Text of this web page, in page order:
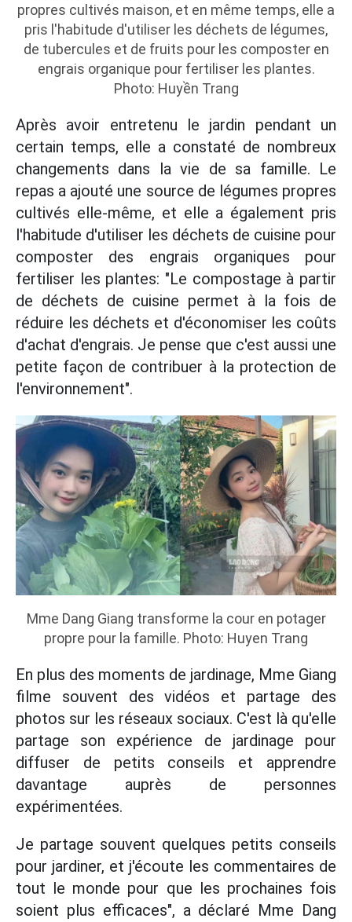
propres cultivés maison, et en même temps, elle a
pris l'habitude d'utiliser les déchets de légumes,
de tubercules et de fruits pour les composter en
engrais organique pour fertiliser les plantes.
Photo: Huyền Trang
Après avoir entretenu le jardin pendant un
certain temps, elle a constaté de nombreux
changements dans la vie de sa famille. Le
repas a ajouté une source de légumes propres
cultivés elle-même, et elle a également pris
l'habitude d'utiliser les déchets de cuisine pour
composter des engrais organiques pour
fertiliser les plantes: "Le compostage à partir
de déchets de cuisine permet à la fois de
réduire les déchets et d'économiser les coûts
d'achat d'engrais. Je pense que c'est aussi une
petite façon de contribuer à la protection de
l'environnement".
Mme Dang Giang transforme la cour en potager
propre pour la famille. Photo: Huyen Trang
En plus des moments de jardinage, Mme Giang
filme souvent des vidéos et partage des
photos sur les réseaux sociaux. C'est là qu'elle
partage son expérience de jardinage pour
diffuser de petits conseils et apprendre
davantage auprès de personnes
expérimentées.
Je partage souvent quelques petits conseils
pour jardiner, et j'écoute les commentaires de
tout le monde pour que les prochaines fois
soient plus efficaces", a déclaré Mme Dang